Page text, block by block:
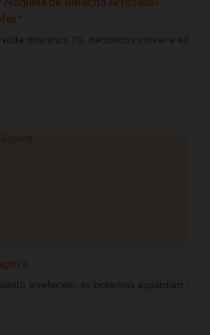
António da Conceição Campos e
nossos clientes, quer para
as actuais
volta dos anos 70, decidimos inovar e
"canudo", onde podemos apreciar a
arrefecem, as bolachas aguardam